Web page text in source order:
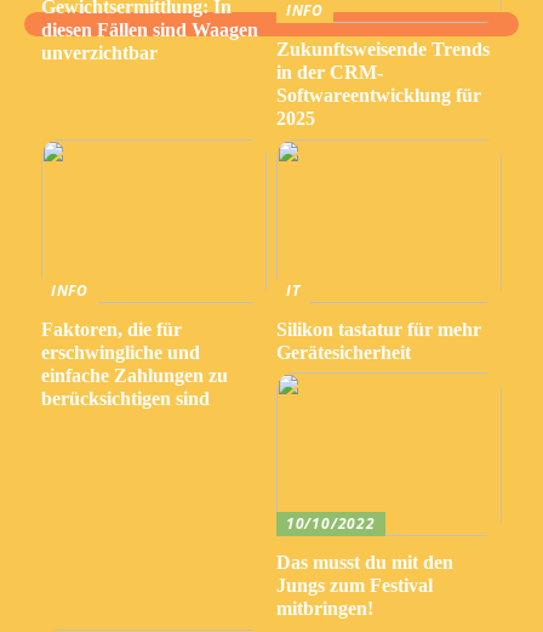
Gewichtsermittlung: In
diesen Fällen sind Waagen
unverzichtbar
INFO
Zukunftsweisende Trends
in der CRM-
Softwareentwicklung für
2025
INFO
Faktoren, die für
erschwingliche und
einfache Zahlungen zu
berücksichtigen sind
IT
Silikon tastatur für mehr
Gerätesicherheit
10/10/2022
Das musst du mit den
Jungs zum Festival
mitbringen!